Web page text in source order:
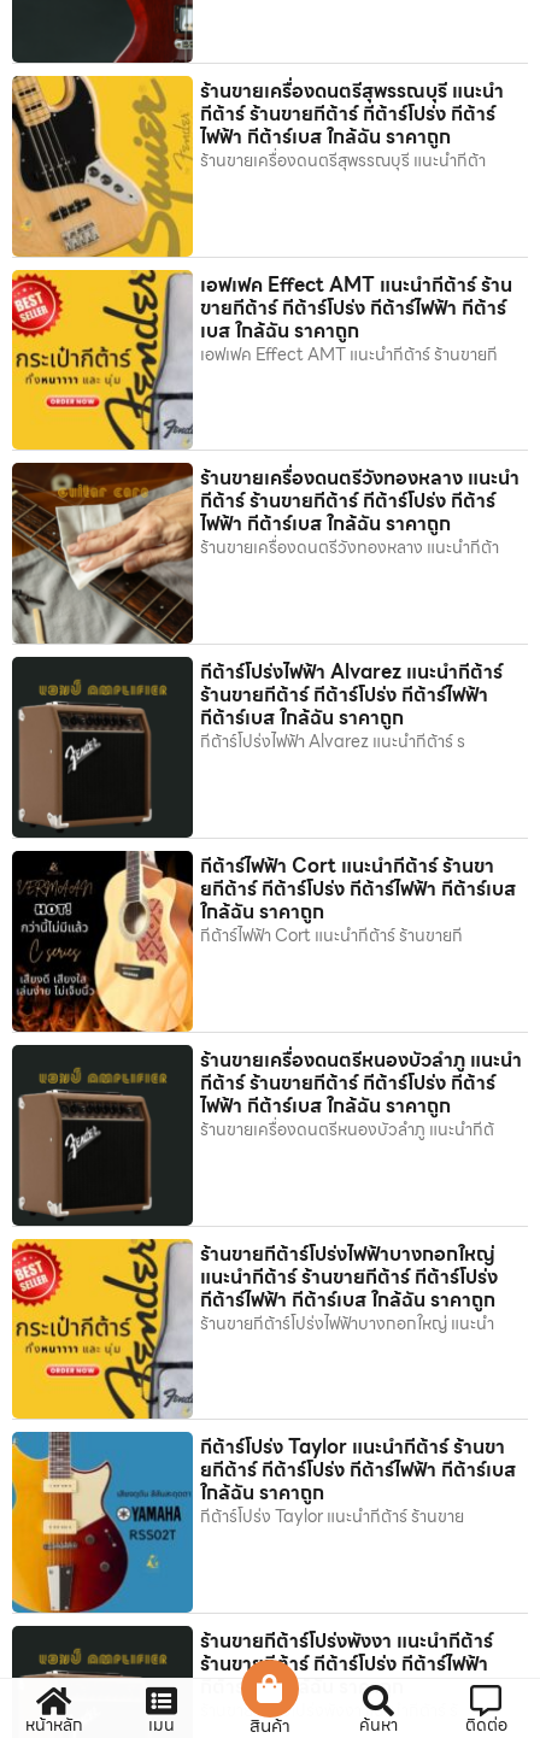
ร้านขายเครื่องดนตรีสุพรรณบุรี แนะนำ
กีต้าร์ ร้านขายกีต้าร์ กีต้าร์โปร่ง กีต้าร์
ไฟฟ้า กีต้าร์เบส ใกล้ฉัน ราคาถูก
ร้านขายเครื่องดนตรีสุพรรณบุรี แนะนำกีต้า
เอฟเฟค Effect AMT แนะนำกีต้าร์ ร้าน
ขายกีต้าร์ กีต้าร์โปร่ง กีต้าร์ไฟฟ้า กีต้าร์
เบส ใกล้ฉัน ราคาถูก
เอฟเฟค Effect AMT แนะนำกีต้าร์ ร้านขายกี
ร้านขายเครื่องดนตรีวังทองหลาง แนะนำ
กีต้าร์ ร้านขายกีต้าร์ กีต้าร์โปร่ง กีต้าร์
ไฟฟ้า กีต้าร์เบส ใกล้ฉัน ราคาถูก
ร้านขายเครื่องดนตรีวังทองหลาง แนะนำกีต้า
กีต้าร์โปร่งไฟฟ้า Alvarez แนะนำกีต้าร์
ร้านขายกีต้าร์ กีต้าร์โปร่ง กีต้าร์ไฟฟ้า
กีต้าร์เบส ใกล้ฉัน ราคาถูก
กีต้าร์โปร่งไฟฟ้า Alvarez แนะนำกีต้าร์ ร
กีต้าร์ไฟฟ้า Cort แนะนำกีต้าร์ ร้านขา
ยกีต้าร์ กีต้าร์โปร่ง กีต้าร์ไฟฟ้า กีต้าร์เบส
ใกล้ฉัน ราคาถูก
กีต้าร์ไฟฟ้า Cort แนะนำกีต้าร์ ร้านขายกี
ร้านขายเครื่องดนตรีหนองบัวลำภู แนะนำ
กีต้าร์ ร้านขายกีต้าร์ กีต้าร์โปร่ง กีต้าร์
ไฟฟ้า กีต้าร์เบส ใกล้ฉัน ราคาถูก
ร้านขายเครื่องดนตรีหนองบัวลำภู แนะนำกีต้
ร้านขายกีต้าร์โปร่งไฟฟ้าบางกอกใหญ่
แนะนำกีต้าร์ ร้านขายกีต้าร์ กีต้าร์โปร่ง
กีต้าร์ไฟฟ้า กีต้าร์เบส ใกล้ฉัน ราคาถูก
ร้านขายกีต้าร์โปร่งไฟฟ้าบางกอกใหญ่ แนะนำ
กีต้าร์โปร่ง Taylor แนะนำกีต้าร์ ร้านขา
ยกีต้าร์ กีต้าร์โปร่ง กีต้าร์ไฟฟ้า กีต้าร์เบส
ใกล้ฉัน ราคาถูก
กีต้าร์โปร่ง Taylor แนะนำกีต้าร์ ร้านขาย
ร้านขายกีต้าร์โปร่งพังงา แนะนำกีต้าร์
ร้านขายกีต้าร์ กีต้าร์โปร่ง กีต้าร์ไฟฟ้า
กีต้าร์เบส ใกล้ฉัน ราคาถูก
ร้านขายกีต้าร์โปร่งพังงา แนะนำกีต้าร์ ร้
หน้าหลัก เมนู สินค้า ค้นหา ติดต่อ